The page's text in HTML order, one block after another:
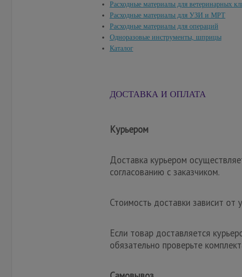
Расходные материалы для ветеринарных
Расходные материалы для УЗИ и МРТ
Расходные материалы для операций
Одноразовые инструменты, шприцы
Каталог
ДОСТАВКА И ОПЛАТА
Курьером
Доставка курьером
согласованию с заказчиком.
Стоимость доставки зависит от
Если товар доставляется
обязательно проверьте